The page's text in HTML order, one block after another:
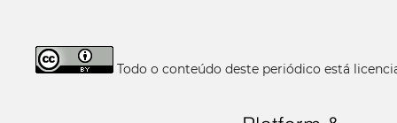
Todo o conteúdo deste periódico está